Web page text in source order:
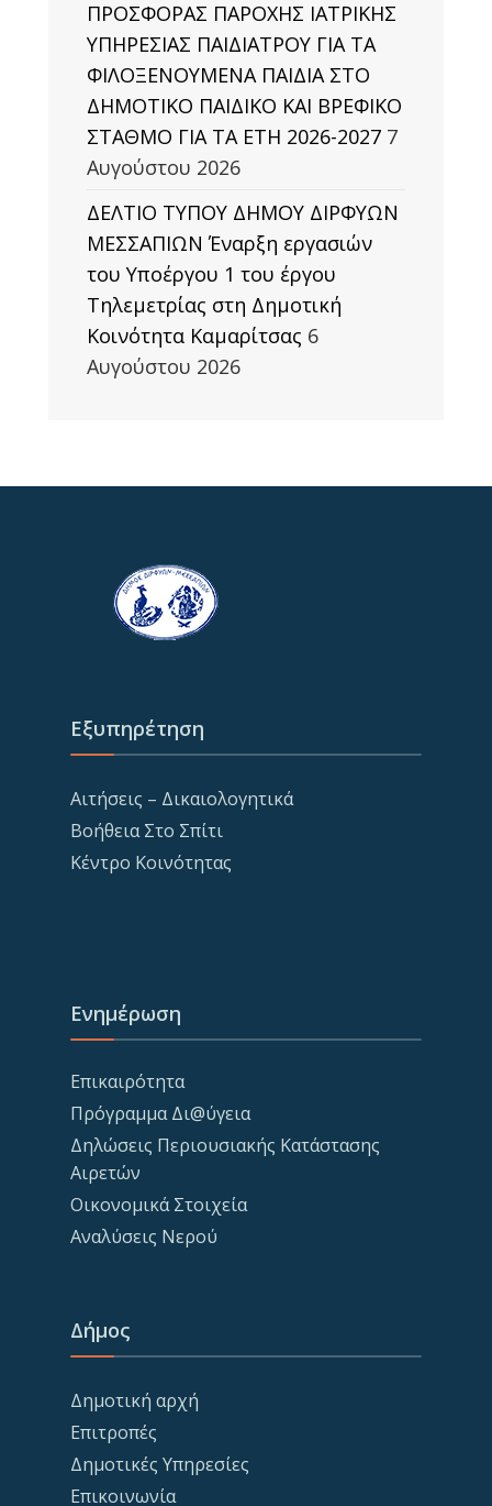
ΠΡΟΣΦΟΡΑΣ ΠΑΡΟΧΗΣ ΙΑΤΡΙΚΗΣ
ΥΠΗΡΕΣΙΑΣ ΠΑΙΔΙΑΤΡΟΥ ΓΙΑ ΤΑ
ΦΙΛΟΞΕΝΟΥΜΕΝΑ ΠΑΙΔΙΑ ΣΤΟ
ΔΗΜΟΤΙΚΟ ΠΑΙΔΙΚΟ ΚΑΙ ΒΡΕΦΙΚΟ
ΣΤΑΘΜΟ ΓΙΑ ΤΑ ΕΤΗ 2026-2027 7
Αυγούστου 2026
ΔΕΛΤΙΟ ΤΥΠΟΥ ΔΗΜΟΥ ΔΙΡΦΥΩΝ
ΜΕΣΣΑΠΙΩΝ Έναρξη εργασιών
του Υποέργου 1 του έργου
Τηλεμετρίας στη Δημοτική
Κοινότητα Καμαρίτσας 6
Αυγούστου 2026
Εξυπηρέτηση
Αιτήσεις – Δικαιολογητικά
Βοήθεια Στο Σπίτι
Κέντρο Κοινότητας
Ενημέρωση
Επικαιρότητα
Πρόγραμμα Δι@ύγεια
Δηλώσεις Περιουσιακής Κατάστασης
Αιρετών
Οικονομικά Στοιχεία
Αναλύσεις Νερού
Δήμος
Δημοτική αρχή
Επιτροπές
Δημοτικές Υπηρεσίες
Επικοινωνία